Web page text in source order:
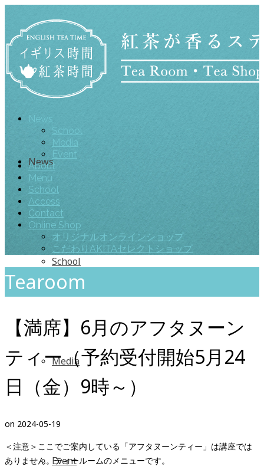
News
School
Media
Event
News
School
Media
Event
About
Menu
School
Access
Contact
Online Shop
オリジナルオンラインショップ
こだわりAKITAセレクトショップ
Tearoom
【満席】6月のアフタヌーン
ティー（予約受付開始5月24
日（金）9時～）
on 2024-05-19
＜注意＞ここでご案内している「アフタヌーンティー」は講座では
ありません。ティールームのメニューです。